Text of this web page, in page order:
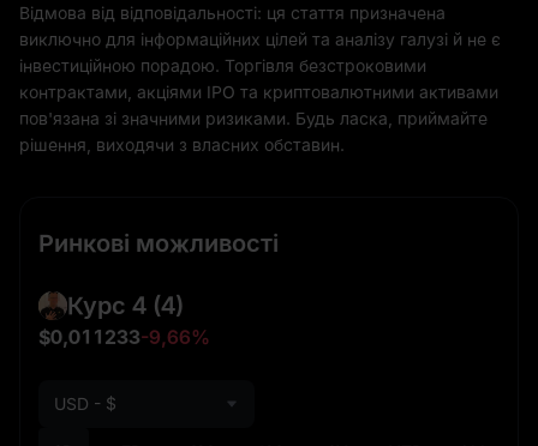
Відмова від відповідальності: ця стаття призначена
виключно для інформаційних цілей та аналізу галузі й не є
інвестиційною порадою. Торгівля безстроковими
контрактами, акціями IPO та криптовалютними активами
пов'язана зі значними ризиками. Будь ласка, приймайте
рішення, виходячи з власних обставин.
Ринкові можливості
Курс 4 (4)
$0,011233-9,66%
USD - $